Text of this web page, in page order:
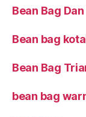
Bean Bag
Bean bag
Bean Bag
bean bag